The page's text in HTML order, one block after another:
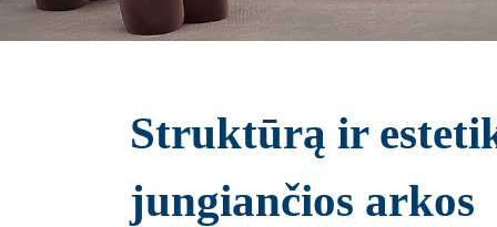
Struktūrą ir
jungiančios arkos